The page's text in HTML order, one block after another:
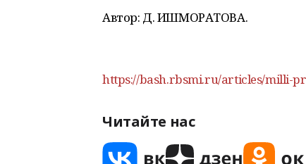
Автор: Д. ИШМОРАТОВА.
https://bash.rbsmi.ru/articles/milli-
Читайте нас